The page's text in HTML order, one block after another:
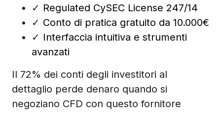
✓ Regulated CySEC License 247/14
✓ Conto di pratica gratuito da 10.000€
✓ Interfaccia intuitiva e strumenti
avanzati
Il 72% dei conti degli investitori al
dettaglio perde denaro quando si
negoziano CFD con questo fornitore